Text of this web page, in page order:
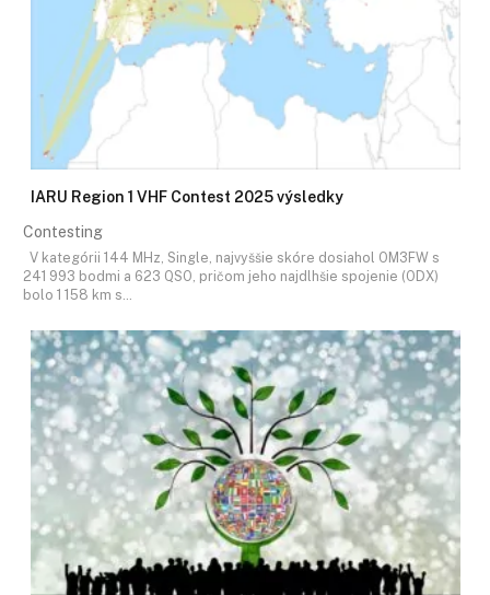
IARU Region 1 VHF Contest 2025 výsledky
Contesting
V kategórii 144 MHz, Single, najvyššie skóre dosiahol OM3FW s
241 993 bodmi a 623 QSO, pričom jeho najdlhšie spojenie (ODX)
bolo 1 158 km s…